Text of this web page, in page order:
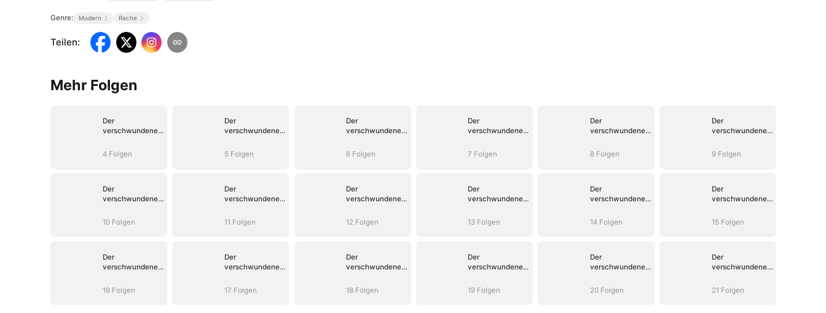
Genre: Modern Rache
Teilen:
Mehr Folgen
Der
verschwundene
4 Folgen
Der
verschwundene
5 Folgen
Der
verschwundene
6 Folgen
Der
verschwundene
7 Folgen
Der
verschwundene
8 Folgen
Der
verschwundene
9 Folgen
Der
verschwundene
10 Folgen
Der
verschwundene
11 Folgen
Der
verschwundene
12 Folgen
Der
verschwundene
13 Folgen
Der
verschwundene
14 Folgen
Der
verschwundene
15 Folgen
Der
verschwundene
16 Folgen
Der
verschwundene
17 Folgen
Der
verschwundene
18 Folgen
Der
verschwundene
19 Folgen
Der
verschwundene
20 Folgen
Der
verschwundene
21 Folgen